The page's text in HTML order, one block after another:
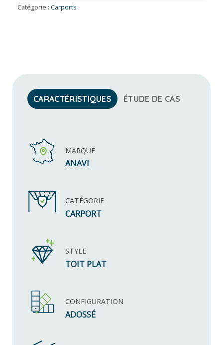
Catégorie : Carports
CARACTÉRISTIQUES ÉTUDE DE CAS
MARQUE
ANAVI
CATÉGORIE
CARPORT
STYLE
TOIT PLAT
CONFIGURATION
ADOSSÉ